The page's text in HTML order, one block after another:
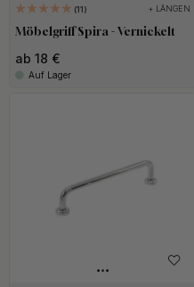
11 + LÄNGEN
Möbelgriff Spira - Vernickelt
ab 18 €
Auf Lager